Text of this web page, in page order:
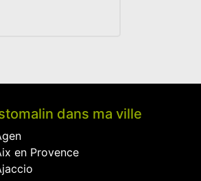
dans ma ville
en Provence